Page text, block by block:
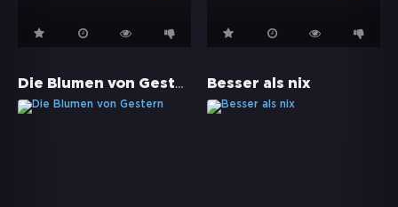
Die Blumen von Gestern Besser als nix